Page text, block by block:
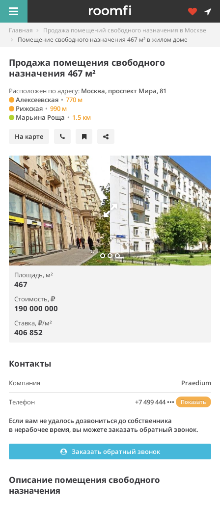
Главная
Продажа помещений свободного назначения в Москве
Помещение свободного назначения 467 м² в жилом доме
Продажа помещения свободного
назначения 467 м²
Расположен по адресу: Москва, проспект Мира, 81
Алексеевская • 770 м
Рижская • 990 м
Марьина Роща • 1.5 км
На карте
Площадь, м²
467
Стоимость,
190 000 000
Ставка, /м²
406 852
Контакты
Компания Praedium
Телефон +7 499 444 ••• Показать
Если вам не удалось дозвониться до собственника
в нерабочее время, вы можете заказать обратный звонок.
Заказать обратный звонок
Описание помещения свободного
назначения